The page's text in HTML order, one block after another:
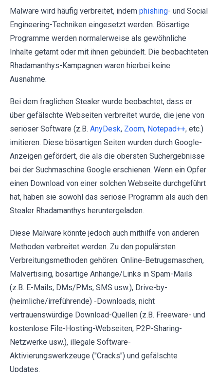
Malware wird häufig verbreitet, indem phishing- und Social
Engineering-Techniken eingesetzt werden. Bösartige
Programme werden normalerweise als gewöhnliche
Inhalte getarnt oder mit ihnen gebündelt. Die beobachteten
Rhadamanthys-Kampagnen waren hierbei keine
Ausnahme.
Bei dem fraglichen Stealer wurde beobachtet, dass er
über gefälschte Webseiten verbreitet wurde, die jene von
seriöser Software (z.B. AnyDesk, Zoom, Notepad++, etc.)
imitieren. Diese bösartigen Seiten wurden durch Google-
Anzeigen gefördert, die als die obersten Suchergebnisse
bei der Suchmaschine Google erschienen. Wenn ein Opfer
einen Download von einer solchen Webseite durchgeführt
hat, haben sie sowohl das seriöse Programm als auch den
Stealer Rhadamanthys heruntergeladen.
Diese Malware könnte jedoch auch mithilfe von anderen
Methoden verbreitet werden. Zu den populärsten
Verbreitungsmethoden gehören: Online-Betrugsmaschen,
Malvertising, bösartige Anhänge/Links in Spam-Mails
(z.B. E-Mails, DMs/PMs, SMS usw.), Drive-by-
(heimliche/irreführende) -Downloads, nicht
vertrauenswürdige Download-Quellen (z.B. Freeware- und
kostenlose File-Hosting-Webseiten, P2P-Sharing-
Netzwerke usw.), illegale Software-
Aktivierungswerkzeuge ("Cracks") und gefälschte
Updates.